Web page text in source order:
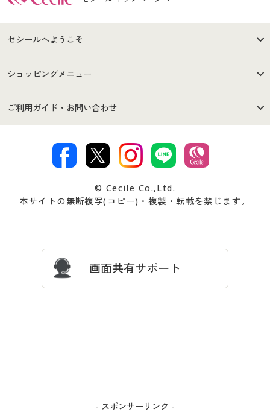
セシールへようこそ
はじめての方へ
セシールご利用規約
著作権・商標について 会社案内
ショッピングメニュー
商品カテゴリ
プレゼント＆キャンペーン サイトマップ
ご利用ガイド・お問い合わせ
交換・返品は お支払は
会員登録・お客様情報変更に
お客様番号・パスワードをお
© Cecile Co.,Ltd.
本サイトの無断複写(コピー)・複製・転載を禁じます。
画面共有サポート
- スポンサーリンク -